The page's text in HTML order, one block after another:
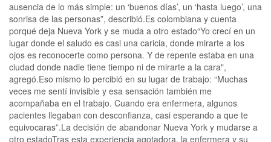
ausencia de lo más simple: un ‘buenos días’, un ‘hasta luego’, una
sonrisa de las personas”, describió.Es colombiana y cuenta
porqué deja Nueva York y se muda a otro estado“Yo crecí en un
lugar donde el saludo es casi una caricia, donde mirarte a los
ojos es reconocerte como persona. Y de repente estaba en una
ciudad donde nadie tiene tiempo ni de mirarte a la cara",
agregó.Eso mismo lo percibió en su lugar de trabajo: “Muchas
veces me sentí invisible y esa sensación también me
acompañaba en el trabajo. Cuando era enfermera, algunos
pacientes llegaban con desconfianza, casi esperando a que te
equivocaras”.La decisión de abandonar Nueva York y mudarse a
otro estadoTras esta experiencia agotadora, la enfermera y su